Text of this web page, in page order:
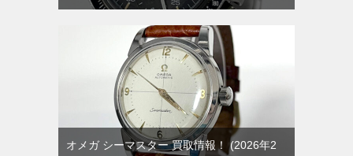
オメガ シーマスター 買取情報！
2026年2